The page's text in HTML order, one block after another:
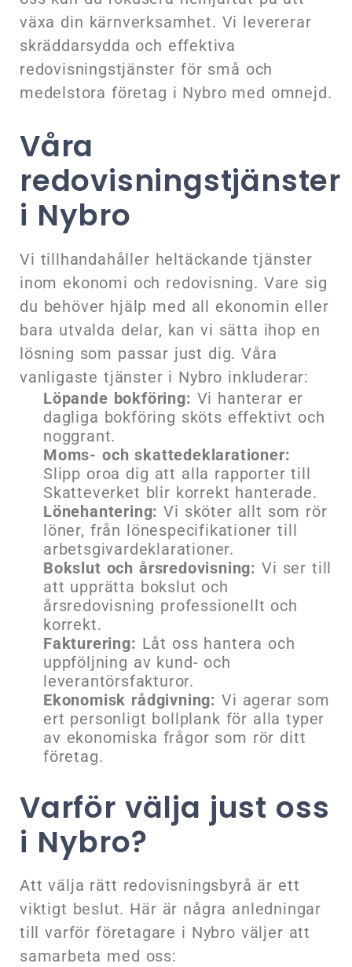
växa din kärnverksamhet. Vi levererar
skräddarsydda och effektiva
redovisningstjänster för små och
medelstora företag i Nybro med omnejd.
Våra
redovisningstjänster
i Nybro
Vi tillhandahåller heltäckande tjänster
inom ekonomi och redovisning. Vare sig
du behöver hjälp med all ekonomin eller
bara utvalda delar, kan vi sätta ihop en
lösning som passar just dig. Våra
vanligaste tjänster i Nybro inkluderar:
Löpande bokföring: Vi hanterar er
dagliga bokföring sköts effektivt och
noggrant.
Moms- och skattedeklarationer:
Slipp oroa dig att alla rapporter till
Skatteverket blir korrekt hanterade.
Lönehantering: Vi sköter allt som rör
löner, från lönespecifikationer till
arbetsgivardeklarationer.
Bokslut och årsredovisning: Vi ser till
att upprätta bokslut och
årsredovisning professionellt och
korrekt.
Fakturering: Låt oss hantera och
uppföljning av kund- och
leverantörsfakturor.
Ekonomisk rådgivning: Vi agerar som
ert personligt bollplank för alla typer
av ekonomiska frågor som rör ditt
företag.
Varför välja just oss
i Nybro?
Att välja rätt redovisningsbyrå är ett
viktigt beslut. Här är några anledningar
till varför företagare i Nybro väljer att
samarbeta med oss: